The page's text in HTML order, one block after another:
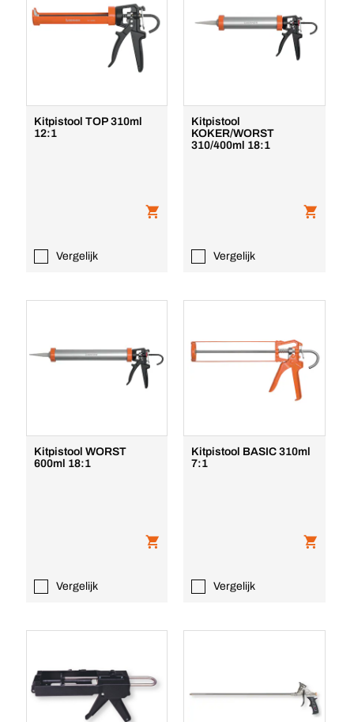
Kitpistool TOP 310ml
12:1
Vergelijk
Kitpistool
KOKER/WORST
310/400ml 18:1
Vergelijk
Kitpistool WORST
600ml 18:1
Vergelijk
Kitpistool BASIC 310ml
7:1
Vergelijk